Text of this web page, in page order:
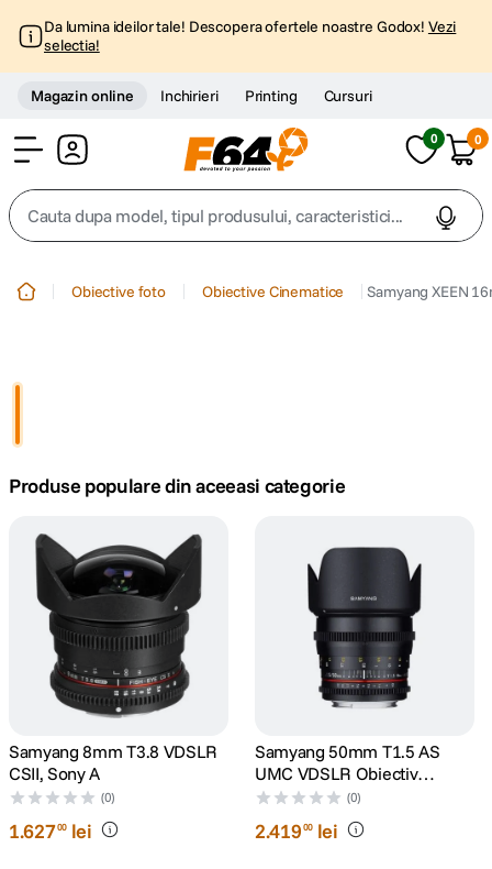
Da lumina ideilor tale! Descopera ofertele noastre Godox! Vezi
selectia!
Magazin online Inchirieri Printing Cursuri
0 0
Cauta dupa model, tipul produsului, caracteristici...
4. peak design
5. canon sx740 hs
. lavaliera
7 card memorie
8. ulanzi
9. insta 360
10 . godox
Obiective foto Obiective Cinematice Samyang XEEN
Produse populare din aceeasi categorie
Samyang 8mm T3.8 VDSLR
CSII, Sony A
(0)
1.62700 lei
Samyang 50mm T1.5 AS
UMC VDSLR Obiectiv
Cinematic Sony A
(0)
2.41900 lei